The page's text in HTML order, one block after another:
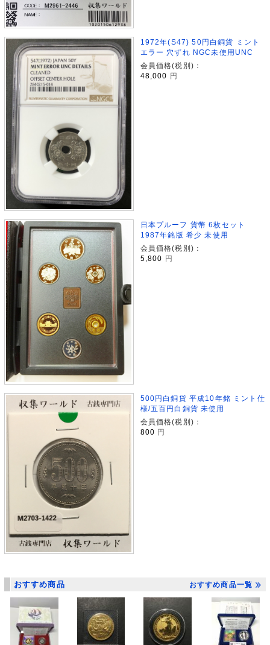
1972年(S47) 50円白銅貨 ミント
エラー 穴ずれ NGC未使用UNC
会員価格(税別)：
48,000
円
日本プルーフ 貨幣 6枚セット
1987年銘版 希少 未使用
会員価格(税別)：
5,800
円
500円白銅貨 平成10年銘 ミント仕
様/五百円白銅貨 未使用
会員価格(税別)：
800 円
おすすめ商品 おすすめ商品一覧